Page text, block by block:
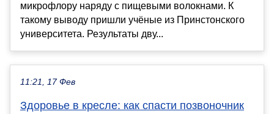
микрофлору наряду с пищевыми волокнами. К
такому выводу пришли учёные из Принстонского
университета. Результаты дву...
11:21, 17 Фев
Здоровье в кресле: как спасти позвоночник